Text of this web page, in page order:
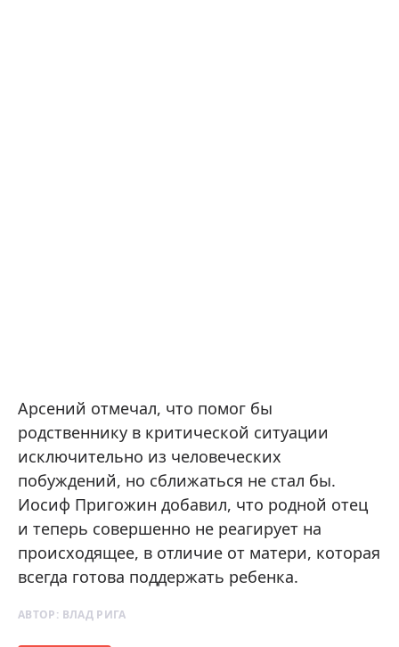
Арсений отмечал, что помог бы
родственнику в критической ситуации
исключительно из человеческих
побуждений, но сближаться не стал бы.
Иосиф Пригожин добавил, что родной отец
и теперь совершенно не реагирует на
происходящее, в отличие от матери, которая
всегда готова поддержать ребенка.
АВТОР: ВЛАД РИГА